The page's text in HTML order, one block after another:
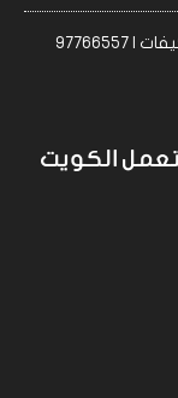
الكويت